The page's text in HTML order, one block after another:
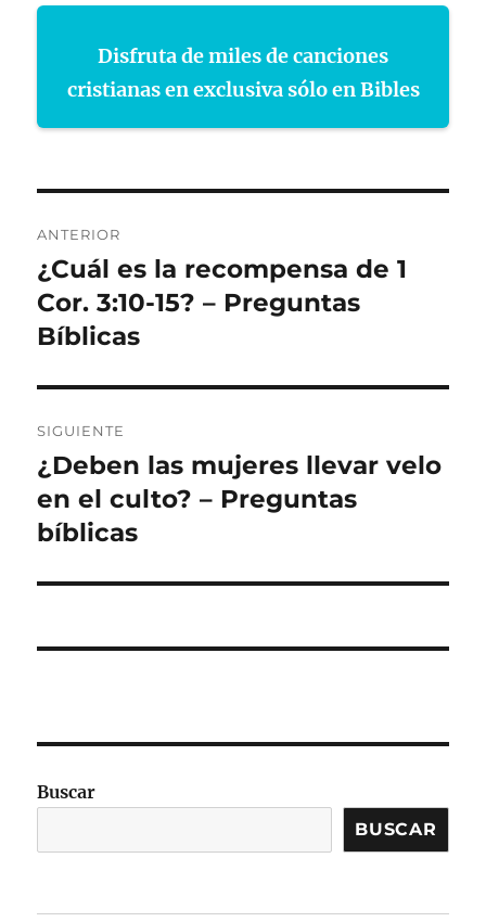
Disfruta de miles de canciones
cristianas en exclusiva sólo en Bibles
de
entradas
ANTERIOR
Entrada
anterior:
¿Cuál es la recompensa de 1
Cor. 3:10-15? – Preguntas
Bíblicas
SIGUIENTE
Entrada
siguiente:
¿Deben las mujeres llevar velo
en el culto? – Preguntas
bíblicas
Buscar
BUSCAR